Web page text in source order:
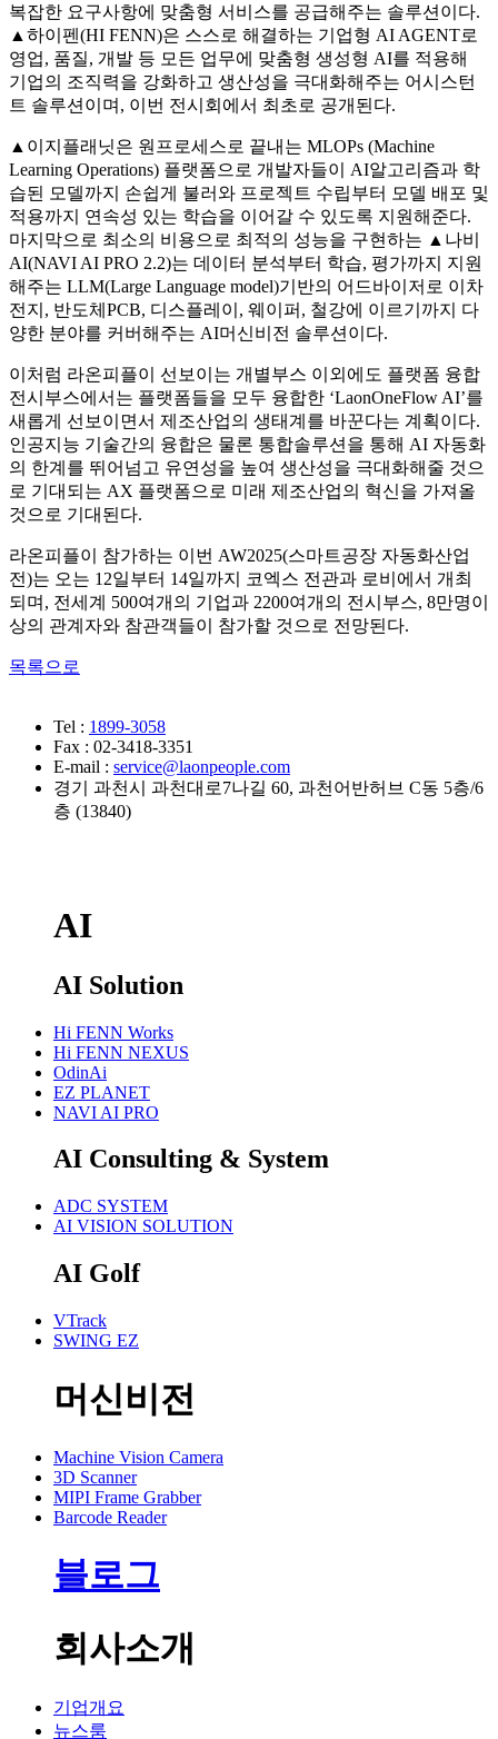
복잡한 요구사항에 맞춤형 서비스를 공급해주는 솔루션이다.
▲하이펜(HI FENN)은 스스로 해결하는 기업형 AI AGENT로
영업, 품질, 개발 등 모든 업무에 맞춤형 생성형 AI를 적용해
기업의 조직력을 강화하고 생산성을 극대화해주는 어시스턴
트 솔루션이며, 이번 전시회에서 최초로 공개된다.
▲이지플래닛은 원프로세스로 끝내는 MLOPs (Machine
Learning Operations) 플랫폼으로 개발자들이 AI알고리즘과 학
습된 모델까지 손쉽게 불러와 프로젝트 수립부터 모델 배포 및
적용까지 연속성 있는 학습을 이어갈 수 있도록 지원해준다.
마지막으로 최소의 비용으로 최적의 성능을 구현하는 ▲나비
AI(NAVI AI PRO 2.2)는 데이터 분석부터 학습, 평가까지 지원
해주는 LLM(Large Language model)기반의 어드바이저로 이차
전지, 반도체PCB, 디스플레이, 웨이퍼, 철강에 이르기까지 다
양한 분야를 커버해주는 AI머신비전 솔루션이다.
이처럼 라온피플이 선보이는 개별부스 이외에도 플랫폼 융합
전시부스에서는 플랫폼들을 모두 융합한 ‘LaonOneFlow AI’를
새롭게 선보이면서 제조산업의 생태계를 바꾼다는 계획이다.
인공지능 기술간의 융합은 물론 통합솔루션을 통해 AI 자동화
의 한계를 뛰어넘고 유연성을 높여 생산성을 극대화해줄 것으
로 기대되는 AX 플랫폼으로 미래 제조산업의 혁신을 가져올
것으로 기대된다.
라온피플이 참가하는 이번 AW2025(스마트공장 자동화산업
전)는 오는 12일부터 14일까지 코엑스 전관과 로비에서 개최
되며, 전세계 500여개의 기업과 2200여개의 전시부스, 8만명이
상의 관계자와 참관객들이 참가할 것으로 전망된다.
목록으로
Tel : 1899-3058
Fax : 02-3418-3351
E-mail : service@laonpeople.com
경기 과천시 과천대로7나길 60, 과천어반허브 C동 5층/6
층 (13840)
AI
AI Solution
Hi FENN Works
Hi FENN NEXUS
OdinAi
EZ PLANET
NAVI AI PRO
AI Consulting & System
ADC SYSTEM
AI VISION SOLUTION
AI Golf
VTrack
SWING EZ
머신비전
Machine Vision Camera
3D Scanner
MIPI Frame Grabber
Barcode Reader
블로그
회사소개
기업개요
뉴스룸